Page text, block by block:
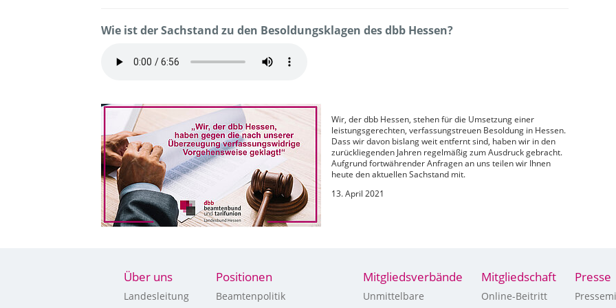
Wie ist der Sachstand zu den Besoldungsklagen des dbb Hessen?
Wir, der dbb Hessen, stehen für die Umsetzung einer
leistungsgerechten, verfassungstreuen Besoldung in Hessen.
Dass wir davon bislang weit entfernt sind, haben wir in den
zurückliegenden Jahren regelmäßig zum Ausdruck gebracht.
Aufgrund fortwährender Anfragen an uns teilen wir Ihnen
heute den aktuellen Sachstand mit.
13. April 2021
Über uns
Landesleitung
Positionen
Beamtenpolitik
Mitgliedsverbände
Unmittelbare
Mitgliedschaft
Online-Beitritt
Presse